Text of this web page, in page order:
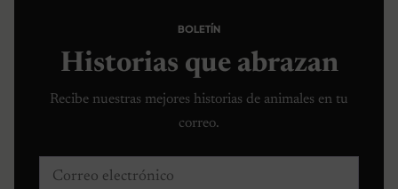
BOLETÍN
Historias que abrazan
Recibe nuestras mejores historias de animales en tu
correo.
Correo electrónico